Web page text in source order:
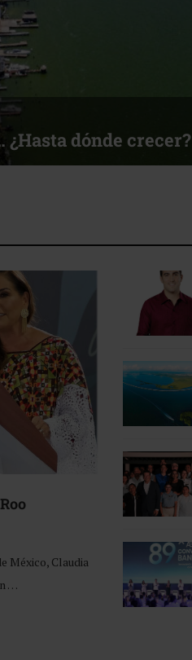
dónde crecer?
México, Claudia
…